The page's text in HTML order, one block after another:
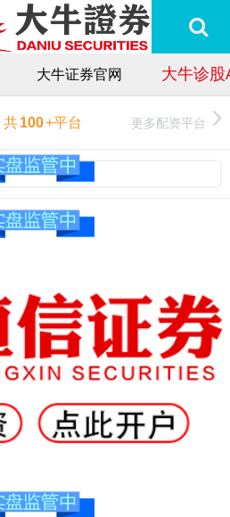
大牛证券官网 大牛诊股
共100+平台 更多配资平台